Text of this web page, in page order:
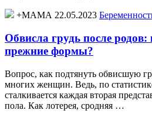
+МАМА 22.05.2023
Обвисла грудь после родов:
прежние формы?
Вопрос, как подтянуть обвисшую
многих женщин. Ведь, по
сталкивается каждая вторая
пола. Как лотерея, сродняя …